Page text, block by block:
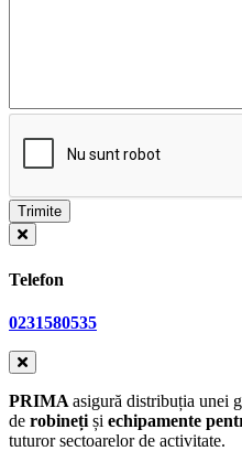
Telefon
0231580535
PRIMA asigură distribuția unei
de robineți și echipamente
tuturor sectoarelor de activitate.